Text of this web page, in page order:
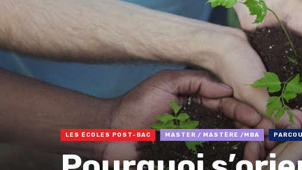
LES ÉCOLES POST-BAC MASTER / MASTÈRE /MBA